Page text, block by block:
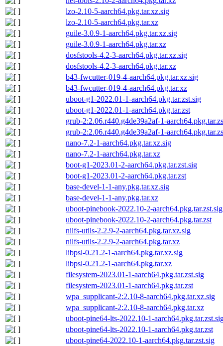
lzo-2.10-5-aarch64.pkg.tar.xz.sig
lzo-2.10-5-aarch64.pkg.tar.xz
guile-3.0.9-1-aarch64.pkg.tar.xz.sig
guile-3.0.9-1-aarch64.pkg.tar.xz
dosfstools-4.2-3-aarch64.pkg.tar.xz.sig
dosfstools-4.2-3-aarch64.pkg.tar.xz
b43-fwcutter-019-4-aarch64.pkg.tar.xz.sig
b43-fwcutter-019-4-aarch64.pkg.tar.xz
uboot-g1-2022.01-1-aarch64.pkg.tar.zst.sig
uboot-g1-2022.01-1-aarch64.pkg.tar.zst
grub-2:2.06.r440.g4de39a2af-1-
grub-2:2.06.r440.g4de39a2af-1-
nano-7.2-1-aarch64.pkg.tar.xz.sig
nano-7.2-1-aarch64.pkg.tar.xz
boot-g1-2023.01-2-aarch64.pkg.tar.zst.sig
boot-g1-2023.01-2-aarch64.pkg.tar.zst
base-devel-1-1-any.pkg.tar.xz.sig
base-devel-1-1-any.pkg.tar.xz
uboot-pinebook-2022.10-2-aarch64.pkg.tar.zst.sig
uboot-pinebook-2022.10-2-aarch64.pkg.tar.zst
nilfs-utils-2.2.9-2-aarch64.pkg.tar.xz.sig
nilfs-utils-2.2.9-2-aarch64.pkg.tar.xz
libpsl-0.21.2-1-aarch64.pkg.tar.xz.sig
libpsl-0.21.2-1-aarch64.pkg.tar.xz
filesystem-2023.01-1-aarch64.pkg.tar.zst.sig
filesystem-2023.01-1-aarch64.pkg.tar.zst
wpa_supplicant-2:2.10-8-aarch64.pkg.tar.xz.sig
wpa_supplicant-2:2.10-8-aarch64.pkg.tar.xz
uboot-pine64-lts-2022.10-1-
uboot-pine64-lts-2022.10-1-aarch64.pkg.tar.zst
uboot-pine64-2022.10-1-aarch64.pkg.tar.zst.sig